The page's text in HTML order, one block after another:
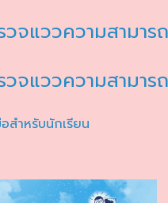
วจแววความสามา
วจแววความสามา
สำหรับนักเรียน